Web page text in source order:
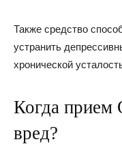
Также средство
устранить
хронической
Когда прием
вред?